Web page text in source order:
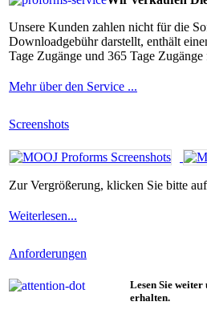
Unsere Kunden zahlen nicht für die
Downloadgebühr darstellt, enthält
Tage Zugänge und 365 Tage
Mehr über den Service ...
Screenshots
Zur Vergrößerung, klicken Sie bitte
Weiterlesen...
Anforderungen
Lesen Sie
erhalten.